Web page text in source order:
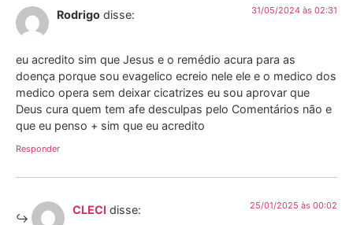
Rodrigo disse: 31/05/2024 às 02:31
eu acredito sim que Jesus e o remédio acura para as
doença porque sou evagelico ecreio nele ele e o medico dos
medico opera sem deixar cicatrizes eu sou aprovar que
Deus cura quem tem afe desculpas pelo Comentários não e
que eu penso + sim que eu acredito
Responder
CLECI disse: 25/01/2025 às 00:02